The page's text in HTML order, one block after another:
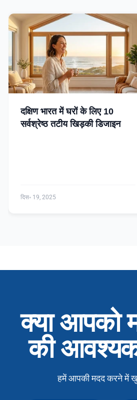
दक्षिण भारत में घरों के लिए 10
सर्वश्रेष्ठ तटीय खिड़की डिजाइन
दिस॰ 19, 2025
क्या आपको
की
हमें आपकी मदद करने में